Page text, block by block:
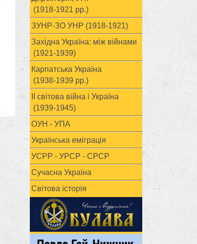
(1918-1921 рр.)
ЗУНР-ЗО УНР (1918-1921)
Західна Україна: між війнами
(1921-1939)
Карпатська Україна
(1938-1939 рр.)
ІІ світова війна і Україна
(1939-1945)
ОУН - УПА
Українська еміграція
УСРР - УРСР - СРСР
Сучасна Україна
Світова історія